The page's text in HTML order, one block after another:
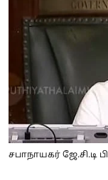
சபாநாயகர் ஜே.சி.டி